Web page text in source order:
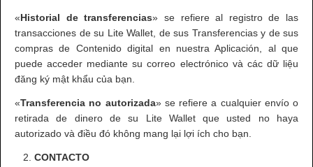
«Historial de transferencias» se refiere al registro de las
transacciones de su Lite Wallet, de sus Transferencias y de sus
compras de Contenido digital en nuestra Aplicación, al que
puede acceder mediante su correo electrónico và các dữ liệu
đăng ký mật khẩu của bạn.
«Transferencia no autorizada» se refiere a cualquier envío o
retirada de dinero de su Lite Wallet que usted no haya
autorizado và điều đó không mang lại lợi ích cho bạn.
CONTACTO